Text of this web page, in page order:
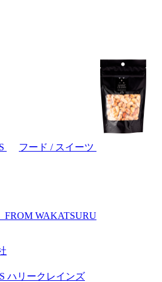
フード / スイーツ